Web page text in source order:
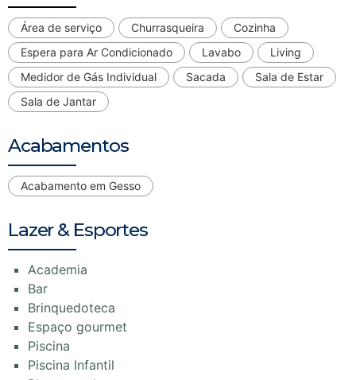
Área de serviço Churrasqueira
Cozinha
Espera para Ar Condicionado
Lavabo
Living
Medidor de Gás Individual
Sacada
Sala de Estar
Sala de Jantar
Acabamentos
Acabamento em Gesso
Lazer & Esportes
Academia
Bar
Brinquedoteca
Espaço gourmet
Piscina
Piscina Infantil